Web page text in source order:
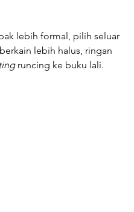
lebih formal, pilih seluar
lebih halus, ringan
runcing ke buku lali.